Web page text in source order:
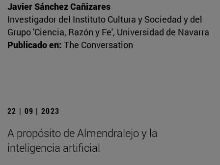
Javier Sánchez Cañizares
Investigador del Instituto Cultura y Sociedad y del
Grupo 'Ciencia, Razón y Fe', Universidad de Navarra
Publicado en: The Conversation
22 | 09 | 2023
A propósito de Almendralejo y la
inteligencia artificial